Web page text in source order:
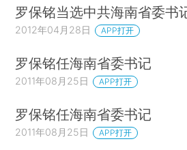
罗保铭当选中共海南省委书
2012年04月28日 APP打开
罗保铭任海南省委书记
2011年08月25日 APP打开
罗保铭任海南省委书记
2011年08月25日 APP打开